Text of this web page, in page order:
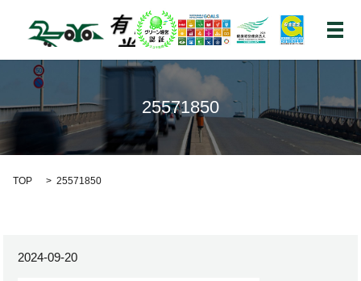
メ
25571850
TOP 25571850
2024-09-20